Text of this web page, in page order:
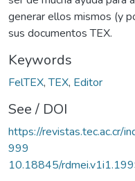
generar ellos mismos (y
sus documentos TEX.
Keywords
FelTEX,TEX, Editor
See / DOI
https://revistas.tec.ac.cr/
999
10.18845/